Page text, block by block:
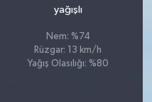
yağışlı
Nem: %74
Rüzgar: 13 km/h
Yağış Olasılığı: %80